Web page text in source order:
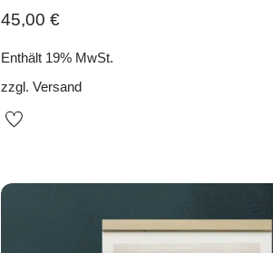
45,00€
Enthält 19% MwSt.
zzgl.Versand